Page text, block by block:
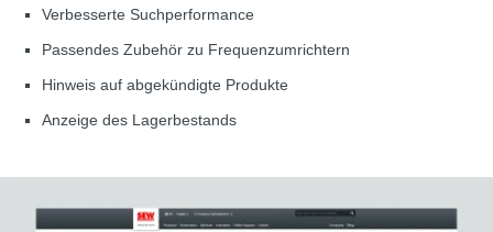
Verbesserte Suchperformance
Passendes Zubehör zu Frequenzumrichtern
Hinweis auf abgekündigte Produkte
Anzeige des Lagerbestands